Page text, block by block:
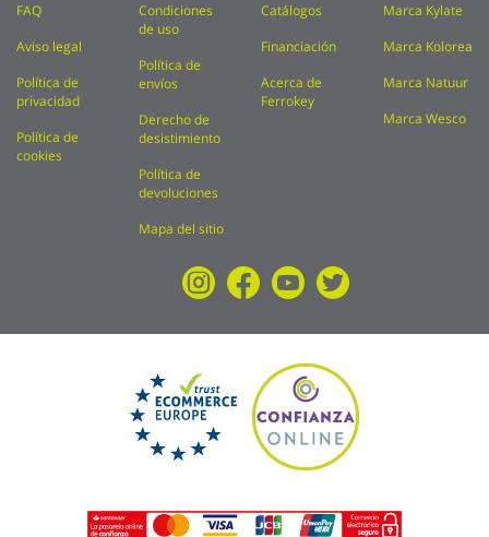
FAQ
Aviso legal
Política de
privacidad
Política de
cookies
Condiciones
de uso
Política de
envíos
Derecho de
desistimiento
Política de
devoluciones
Mapa del sitio
Catálogos
Financiación
Acerca de
Ferrokey
Marca Kylate
Marca Kolorea
Marca Natuur
Marca Wesco